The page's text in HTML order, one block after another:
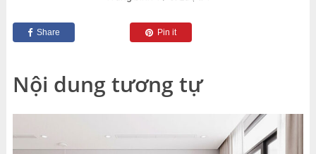
Share Pin it
Nội dung tương tự